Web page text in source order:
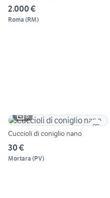
2.000 €
Roma (RM)
6
Cuccioli di coniglio nano
30 €
Mortara (PV)